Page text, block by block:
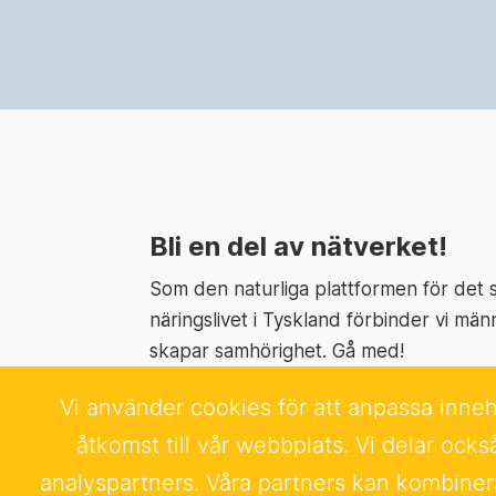
Bli en del av nätverket!
Som den naturliga plattformen för det
näringslivet i Tyskland förbinder vi
skapar samhörighet. Gå med!
Läs mer
Vi använder cookies för att anpassa
åtkomst till vår webbplats. Vi delar
analyspartners. Våra partners kan